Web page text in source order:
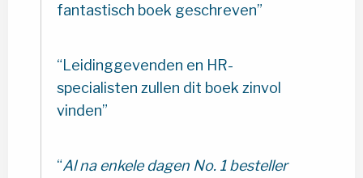
fantastisch boek geschreven
Leidinggevenden en HR-
specialisten zullen dit boek zinvol
vinden
Al na enkele dagen No. 1 besteller